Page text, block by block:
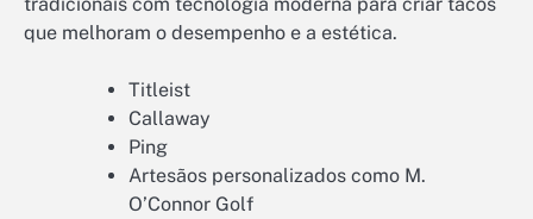
que melhoram o desempenho e a estética.
Titleist
Callaway
Ping
Artesãos personalizados como M.
O’Connor Golf